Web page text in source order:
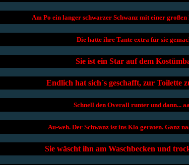
Am Po ein langer schwarzer Schwanz mit einer
Die hatte ihre Tante extra für sie
Sie ist ein Star auf dem
Endlich hat sich´s geschafft, zur Toilette
Schnell den Overall runter und dann...
Au-weh. Der Schwanz ist ins Klo geraten. Ganz
Sie wäscht ihn am Waschbecken und